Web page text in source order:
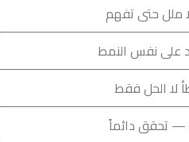
ملل حتى تفهم
على نفس النمط
لا الحل فقط
تحقق دائماً